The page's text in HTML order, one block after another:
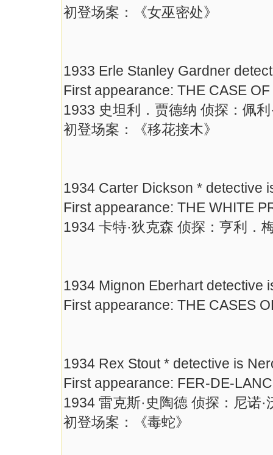
初登场案：《女巫密处》
1933 Erle Stanley Gardner
First appearance: THE CASE
1933 史坦利．贾德纳 侦探：佩利
初登场案：《移花接木》
1934 Carter Dickson * detective
First appearance: THE WHITE
1934 卡特·狄克森 侦探：亨利．
1934 Mignon Eberhart detective
First appearance: THE CASES
1934 Rex Stout * detective is
First appearance: FER-DE-
1934 雷克斯·史陶德 侦探：尼诺·
初登场案：《毒蛇》